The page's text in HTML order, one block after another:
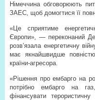
Німеччина обговорюють
ЗАЕС, щоб домогтися її
«Це сприятиме
Європи», — переконаний
розв’язала енергетичну
має якнайшвидше
країни-агресора.
«Рішення про ембарго на
потрібно ембарго на
фінансувати